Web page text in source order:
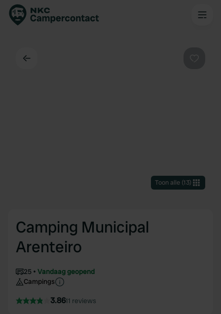
Toon alle(13)
Camping Municipal
Arenteiro
25
Vandaag geopend
Campings
3.8611 reviews